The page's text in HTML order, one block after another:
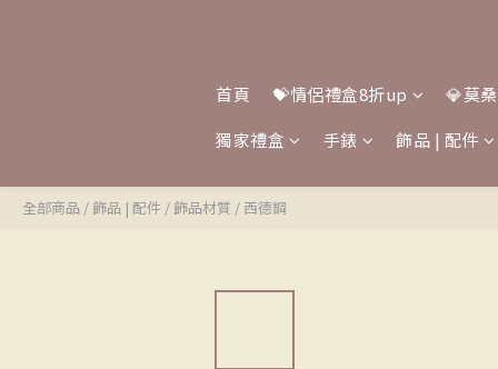
首頁 💝情侶禮盒8折up
💎莫
獨家禮盒
手錶 飾品 | 配件
全部商品 / 飾品 | 配件 / 飾品材質 / 西德鋼